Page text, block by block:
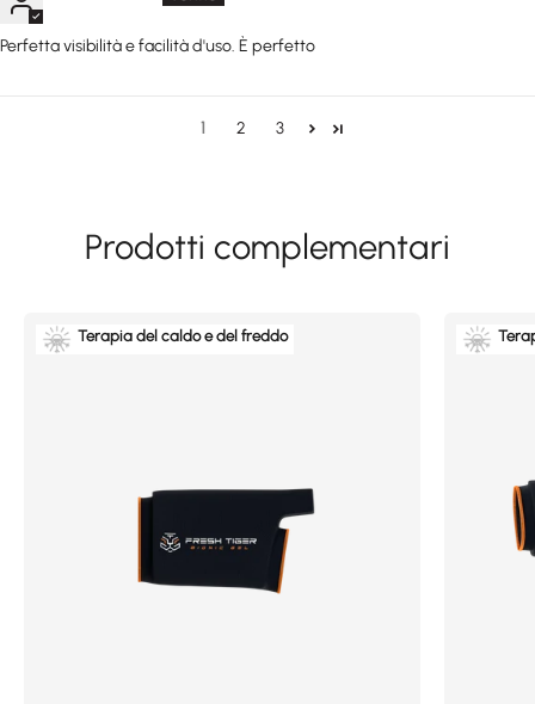
Perfetta visibilità e facilità d'uso. È perfetto
1 2 3
Terapia del caldo e del freddo